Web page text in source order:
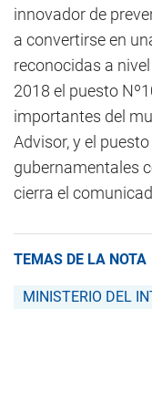
innovador de
a convertirse en
reconocidas a
2018 el puesto
importantes del
Advisor, y el
gubernamentales
cierra el
TEMAS DE LA NOTA
MINISTERIO DEL